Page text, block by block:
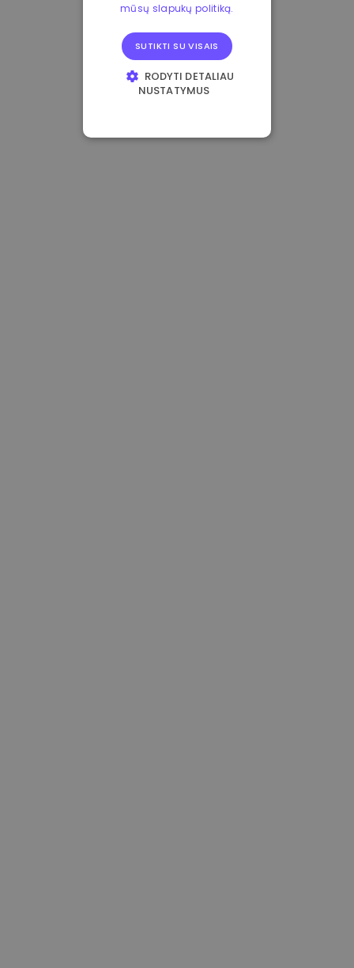
mūsų slapukų politiką.
SUTIKTI SU VISAIS
RODYTI DETALIAU
NUSTATYMUS